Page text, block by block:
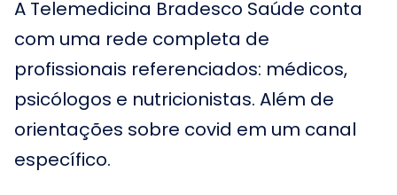
A Telemedicina Bradesco Saúde conta
com uma rede completa de
profissionais referenciados: médicos,
psicólogos e nutricionistas. Além de
orientações sobre covid em um canal
específico.